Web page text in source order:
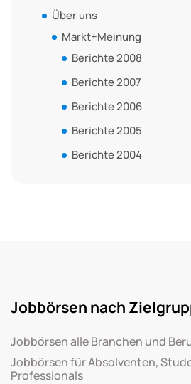
Über uns
Markt+Meinung
Berichte 2008
Berichte 2007
Berichte 2006
Berichte 2005
Berichte 2004
Jobbörsen nach
Jobbörsen alle Branchen und
Jobbörsen für Absolventen,
Professionals